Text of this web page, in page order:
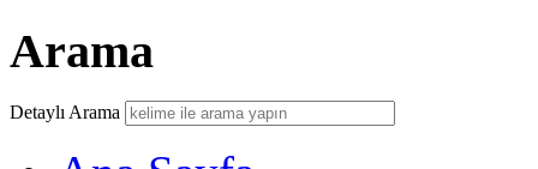
Arama
Detaylı Arama